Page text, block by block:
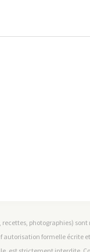
photographies)
formelle écrite